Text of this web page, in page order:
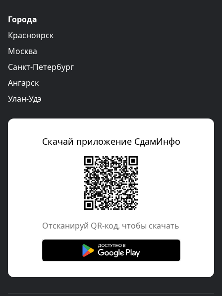
Города
Красноярск
Москва
Санкт-Петербург
Ангарск
Улан-Удэ
Скачай приложение СдамИнфо
Отcканируй QR-код, чтобы скачать